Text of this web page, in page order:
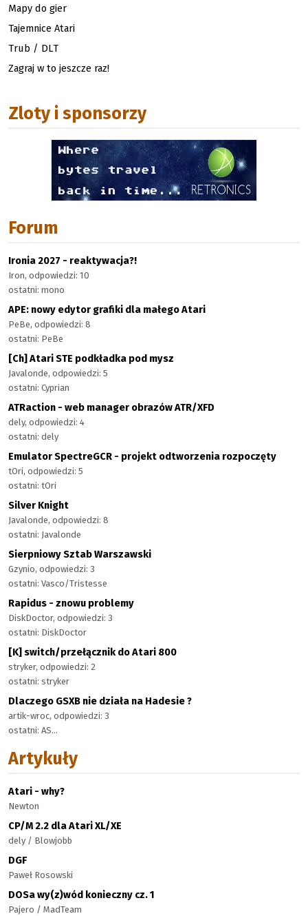
Mapy do gier
Tajemnice Atari
Trub / DLT
Zagraj w to jeszcze raz!
Zloty i sponsorzy
Forum
Ironia 2027 - reaktywacja?!
Iron, odpowiedzi: 10
ostatni: mono
APE: nowy edytor grafiki dla małego Atari
PeBe, odpowiedzi: 8
ostatni: PeBe
[Ch] Atari STE podkładka pod mysz
Javalonde, odpowiedzi: 5
ostatni: Cyprian
ATRaction - web manager obrazów ATR/XFD
dely, odpowiedzi: 4
ostatni: dely
Emulator SpectreGCR - projekt odtworzenia rozpoczęty
tOri, odpowiedzi: 5
ostatni: tOri
Silver Knight
Javalonde, odpowiedzi: 8
ostatni: Javalonde
Sierpniowy Sztab Warszawski
Gzynio, odpowiedzi: 3
ostatni: Vasco/Tristesse
Rapidus - znowu problemy
DiskDoctor, odpowiedzi: 3
ostatni: DiskDoctor
[K] switch/przełącznik do Atari 800
stryker, odpowiedzi: 2
ostatni: stryker
Dlaczego GSXB nie działa na Hadesie ?
artik-wroc, odpowiedzi: 3
ostatni: AS...
Artykuły
Atari - why?
Newton
CP/M 2.2 dla Atari XL/XE
dely / Blowjobb
DGF
Paweł Rosowski
DOSa wy(z)wód konieczny cz. 1
Pajero / MadTeam